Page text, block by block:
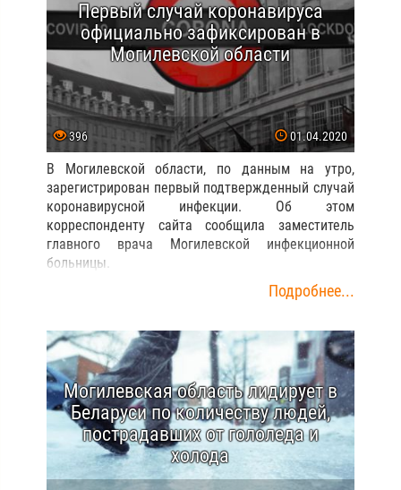
Первый случай коронавируса
официально зафиксирован в
Могилевской области
396 01.04.2020
В Могилевской области, по данным на утро,
зарегистрирован первый подтвержденный случай
коронавирусной инфекции. Об этом
корреспонденту сайта сообщила заместитель
главного врача Могилевской инфекционной
больницы.
Подробнее...
Могилевская область лидирует в
Беларуси по количеству людей,
пострадавших от гололеда и
холода